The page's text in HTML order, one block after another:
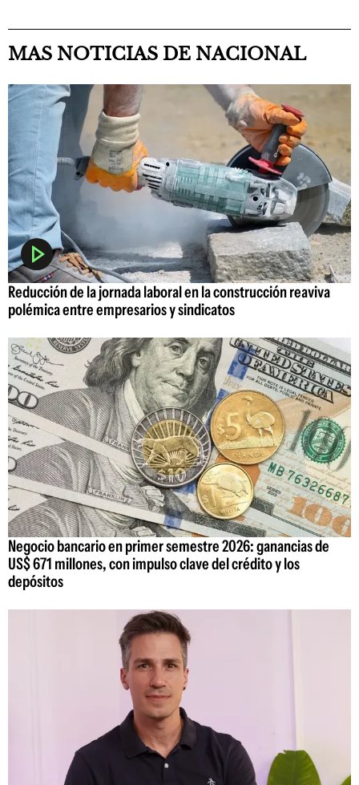
MAS NOTICIAS DE NACIONAL
Reducción de la jornada laboral en la construcción reaviva
polémica entre empresarios y sindicatos
Negocio bancario en primer semestre 2026: ganancias de
US$ 671 millones, con impulso clave del crédito y los
depósitos